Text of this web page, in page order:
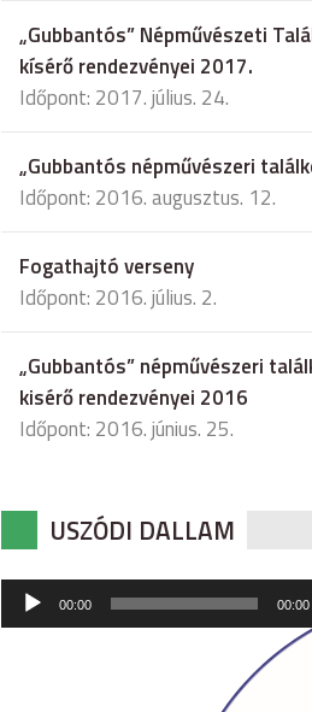
„Gubbantós” Népművészeti
kísérő rendezvényei 2017.
Időpont: 2017. július. 24.
„Gubbantós népművészeri
Időpont: 2016. augusztus. 12.
Fogathajtó verseny
Időpont: 2016. július. 2.
„Gubbantós” népművészeri
kisérő rendezvényei 2016
Időpont: 2016. június. 25.
USZÓDI DALLAM
Audió
lejátszó
00:00 00:00